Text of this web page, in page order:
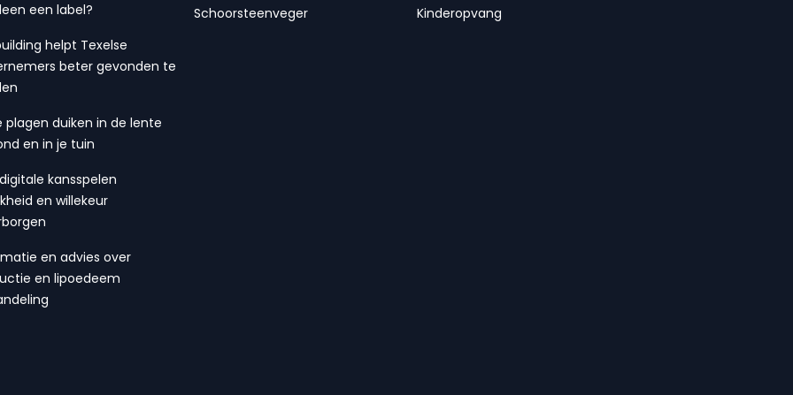
een label?
helpt Texelse
beter gevonden te
plagen duiken in de lente
en in je tuin
kansspelen
en willekeur
en advies over
en lipoedeem
Schoorsteenveger
Kinderopvang